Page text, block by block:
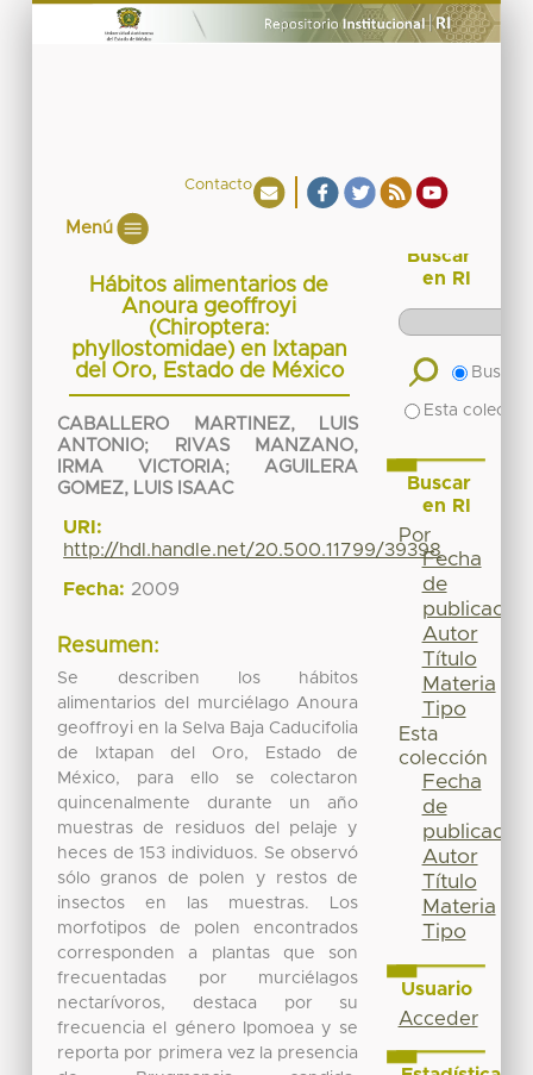
Contacto
Menú
Hábitos alimentarios de
Anoura geoffroyi
(Chiroptera:
phyllostomidae) en Ixtapan
del Oro, Estado de México
CABALLERO MARTINEZ, LUIS
ANTONIO;
RIVAS MANZANO,
IRMA VICTORIA;AGUILERA
GOMEZ, LUIS ISAAC
URI:
http://hdl.handle.net/20.500.11799/39398
Fecha: 2009
Resumen:
Se describen los hábitos
alimentarios del murciélago Anoura
geoffroyi en la Selva Baja Caducifolia
de Ixtapan del Oro, Estado de
México, para ello se colectaron
quincenalmente durante un año
muestras de residuos del pelaje y
heces de 153 individuos. Se observó
sólo granos de polen y restos de
insectos en las muestras. Los
morfotipos de polen encontrados
corresponden a plantas que son
frecuentadas por murciélagos
nectarívoros, destaca por su
frecuencia el género Ipomoea y se
reporta por primera vez la presencia
Buscar
en RI
Buscar
Esta
Buscar
en RI
Por
Fecha
de
publicación
Autor
Título
Materia
Tipo
Esta
colección
Fecha
de
publicación
Autor
Título
Materia
Tipo
Usuario
Acceder